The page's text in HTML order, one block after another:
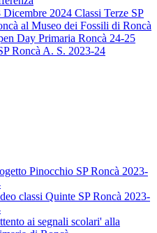
Dicembre 2024 Classi Terze SP
al Museo dei Fossili di Roncà
Day Primaria Roncà 24-25
Roncà A. S. 2023-24
Pinocchio SP Roncà 2023-
classi Quinte SP Roncà 2023-
ai segnali scolari' alla